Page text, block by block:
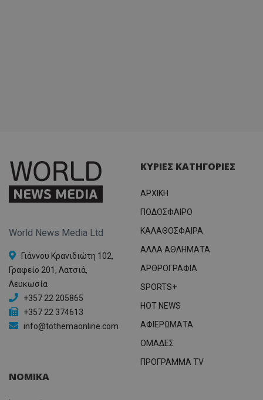
World News Media Ltd
Γιάννου Κρανιδιώτη 102,
Γραφείο 201, Λατσιά,
Λευκωσία
+357 22 205865
+357 22 374613
info@tothemaonline.com
ΚΥΡΙΕΣ ΚΑΤΗΓΟΡΙΕΣ
ΑΡΧΙΚΗ
ΠΟΔΟΣΦΑΙΡΟ
ΚΑΛΑΘΟΣΦΑΙΡΑ
ΑΛΛΑ ΑΘΛΗΜΑΤΑ
ΑΡΘΡΟΓΡΑΦΙΑ
SPORTS+
HOT NEWS
ΑΦΙΕΡΩΜΑΤΑ
ΟΜΑΔΕΣ
ΠΡΟΓΡΑΜΜΑ TV
ΝΟΜΙΚΑ